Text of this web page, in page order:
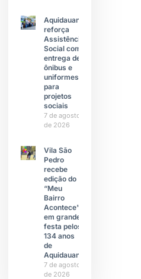
Aquidauana
reforça
Assistência
Social com
entrega de
ônibus e
uniformes
para
projetos
sociais
7 de agosto
de 2026
Vila São
Pedro
recebe
edição do
“Meu
Bairro
Acontece”
em grande
festa pelos
134 anos
de
Aquidauana
7 de agosto
de 2026